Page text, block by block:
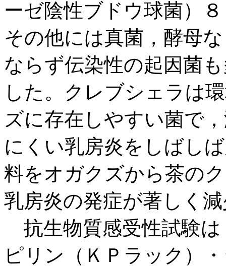
ーゼ陰性ブドウ球菌）
その他には真菌，酵母
ならず伝染性の起因菌
した。クレブシェラは
ズに存在しやすい菌で
にくい乳房炎をしばし
料をオガクズから茶の
乳房炎の発症が著しく
抗生物質感受性試験
ピリン（ＫＰラック）